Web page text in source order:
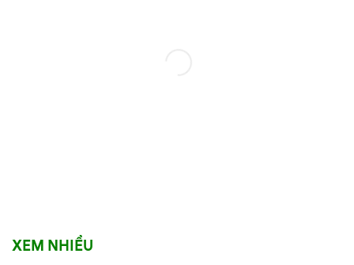
XEM NHIỀU